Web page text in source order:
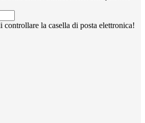
controllare la casella di posta elettronica!